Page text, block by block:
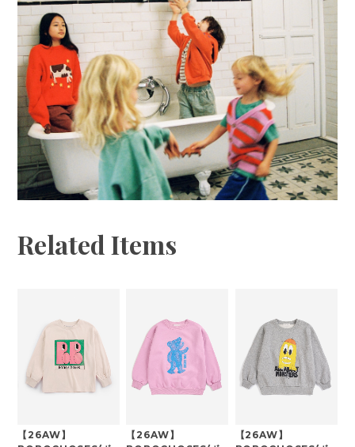
Related Items
【26AW】
【26AW】
【26AW】